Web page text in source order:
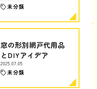
未分類
窓の形別網戸代用品
とDIYアイデア
2025.07.05
未分類